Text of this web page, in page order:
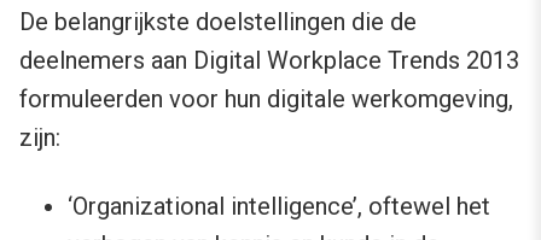
De belangrijkste doelstellingen die de
deelnemers aan Digital Workplace Trends 2013
formuleerden voor hun digitale werkomgeving,
zijn:
‘Organizational intelligence’, oftewel het